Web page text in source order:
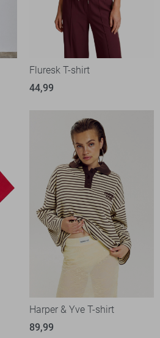
Fluresk T-shirt
44,99
Harper & Yve T-shirt
89,99